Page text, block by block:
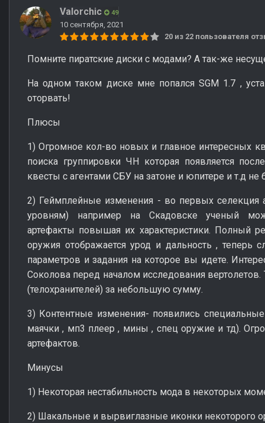
Valorchic 49
10 сентября, 2021
20 из 22 пользователя
Помните пиратские диски с модами? А так-же
На одном таком диске мне попался SGM 1.7 ,
оторвать!
Плюсы
1) Огромное кол-во новых и главное интересных
поиска группировки ЧН которая появляется
квесты с агентами СБУ на затоне и юпитере и т.д не
2) Геймплейные изменения - во первых селекция
уровням) например на Скадовске ученый
артефакты повышая их характеристики. Полный
оружия отображается урод и дальность , теперь
параметров и задания на которое вы идете.
Соколова перед началом исследования
(телохранителей) за небольшую сумму.
3) Контентные изменения- появились
маячки , мп3 плеер , мины , спец оружие и тд).
артефактов.
Минусы
1) Некоторая нестабильность мода в некоторых
2) Шакальные и вырвиглазные иконки некоторого